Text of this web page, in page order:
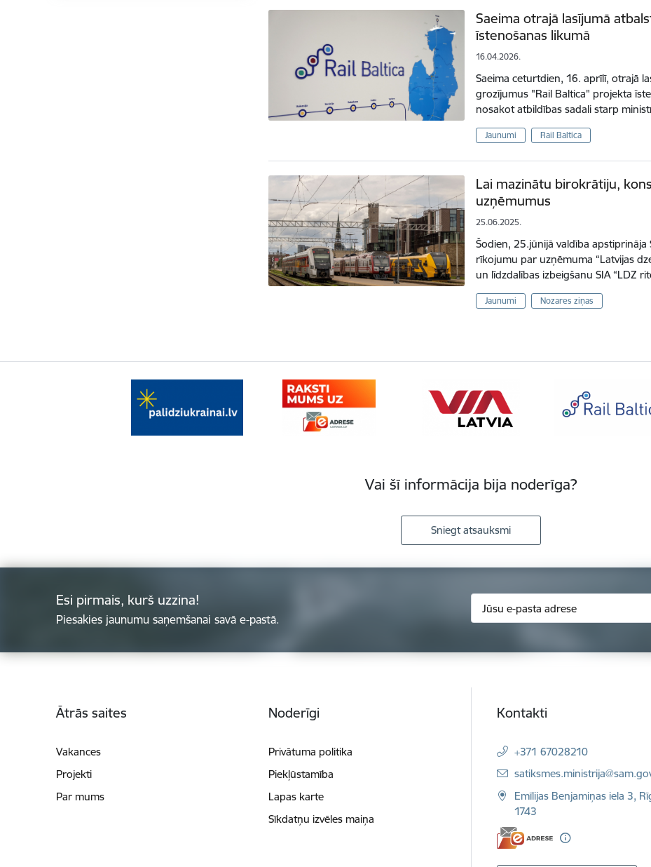
Saeima otrajā lasījumā
īstenošanas likumā
16.04.2026.
Saeima ceturtdien, 16. aprīlī, otrajā
grozījumus "Rail Baltica" projekta
nosakot atbildības sadali starp
Jaunumi Rail Baltica
Lai mazinātu birokrātiju,
uzņēmumus
25.06.2025.
Šodien, 25.jūnijā valdība apstiprināja
rīkojumu par uzņēmuma “Latvijas
un līdzdalības izbeigšanu SIA “LDZ
Jaunumi Nozares ziņas
Vai šī informācija bija noderīga?
Sniegt atsauksmi
Esi pirmais, kurš uzzina!
Piesakies jaunumu saņemšanai savā e-pastā.
Ātrās saites
Vakances
Projekti
Par mums
Noderīgi
Privātuma politika
Piekļūstamība
Lapas karte
Sīkdatņu izvēles maiņa
Kontakti
+371 67028210
E-pasts:
Emīlijas Benjamiņas iela 3,
1743